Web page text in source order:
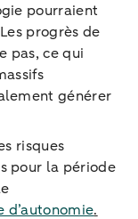
pourraient
progrès de
pas, ce qui
générer
risques
pour la période
d’autonomie.